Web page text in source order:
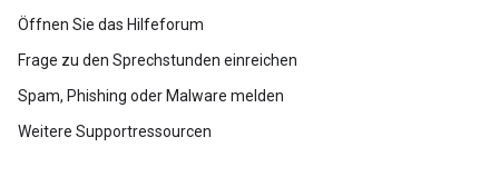
Öffnen Sie das Hilfeforum
Frage zu den Sprechstunden einreichen
Spam, Phishing oder Malware melden
Weitere Supportressourcen